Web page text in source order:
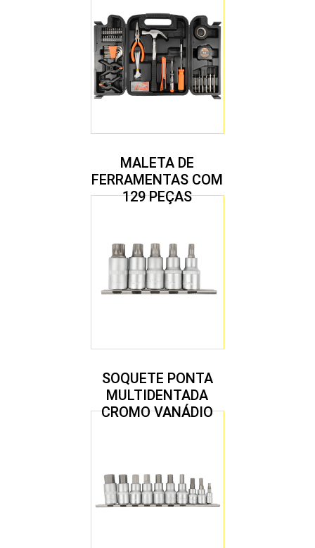
MALETA DE
FERRAMENTAS COM
129 PEÇAS
SOQUETE PONTA
MULTIDENTADA
CROMO VANÁDIO